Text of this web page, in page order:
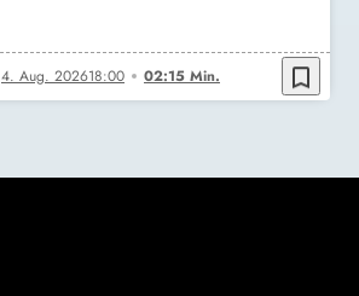
4. Aug. 202618:00 02:15 Min. bookmark_border